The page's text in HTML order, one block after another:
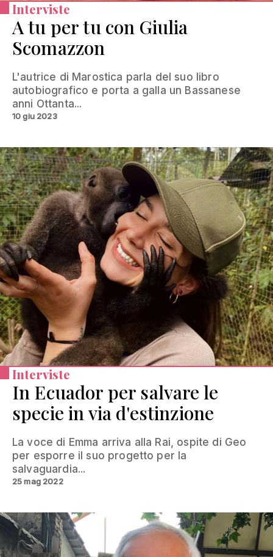
Interviste
A tu per tu con Giulia
Scomazzon
L'autrice di Marostica parla del suo libro
autobiografico e porta a galla un Bassanese
anni Ottanta...
10 giu 2023
Interviste
In Ecuador per salvare le
specie in via d'estinzione
La voce di Emma arriva alla Rai, ospite di Geo
per esporre il suo progetto per la
salvaguardia...
25 mag 2022